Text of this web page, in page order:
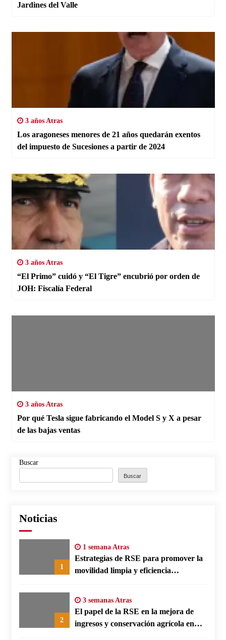
Jardines del Valle
3 años Atras
Los aragoneses menores de 21 años quedarán exentos
del impuesto de Sucesiones a partir de 2024
3 años Atras
“El Primo” cuidó y “El Tigre” encubrió por orden de
JOH: Fiscalía Federal
3 años Atras
Por qué Tesla sigue fabricando el Model S y X a pesar
de las bajas ventas
Buscar
Buscar
Noticias
1
1 semana Atras
Estrategias de RSE para promover la
movilidad limpia y eficiencia
2
3 semanas Atras
El papel de la RSE en la mejora de
ingresos y conservación agrícola en